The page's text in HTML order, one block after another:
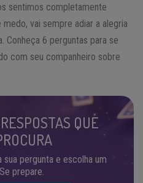
sentimos completamente
vai sempre adiar a alegria
Conheça 6 perguntas para se
com seu companheiro sobre
QUE
pergunta e escolha um
prepare.